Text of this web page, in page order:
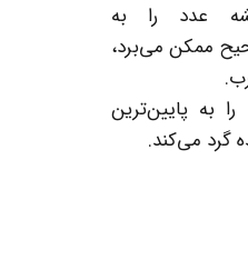
عدد را به
ممکن می‌برد،
به پایین‌ترین
می‌کند.